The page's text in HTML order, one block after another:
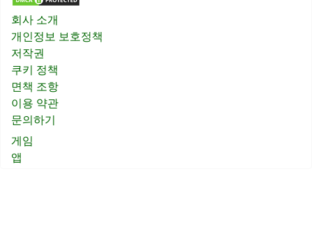
회사 소개
개인정보 보호정책
저작권
쿠키 정책
면책 조항
이용 약관
문의하기
게임
앱